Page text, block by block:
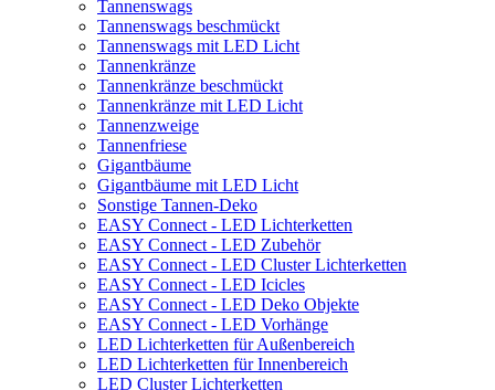
Tannenswags
Tannenswags beschmückt
Tannenswags mit LED Licht
Tannenkränze
Tannenkränze beschmückt
Tannenkränze mit LED Licht
Tannenzweige
Tannenfriese
Gigantbäume
Gigantbäume mit LED Licht
Sonstige Tannen-Deko
EASY Connect - LED Lichterketten
EASY Connect - LED Zubehör
EASY Connect - LED Cluster Lichterketten
EASY Connect - LED Icicles
EASY Connect - LED Deko Objekte
EASY Connect - LED Vorhänge
LED Lichterketten für Außenbereich
LED Lichterketten für Innenbereich
LED Cluster Lichterketten